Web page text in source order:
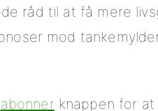
råd til at få mere
mod
abonner knappen for